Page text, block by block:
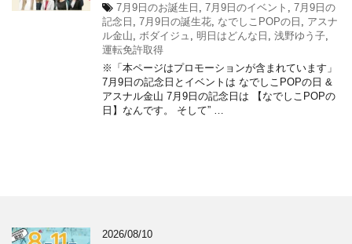
7月9日のお誕生日
7月9日のイベント
7月9日の
記念日
7月9日の誕生花 なでしこPOPの日
アスナ
ル金山
ボダイジュ 明日はどんな日 浅野ゆう子
運転免許取得
※「本ページはプロモーションが含まれています」
7月9日の記念日とイベントは なでしこPOPの日 &
アスナル金山 7月9日の記念日は 【なでしこPOPの
日】なんです。 そして” …
2026/08/10